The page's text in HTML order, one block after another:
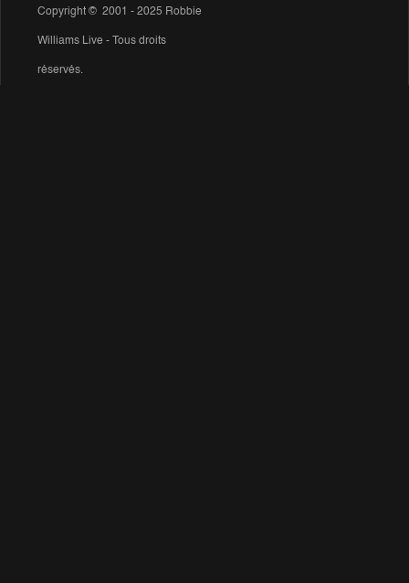
Copyright © 2001 - 2025 Robbie
Williams Live - Tous droits
réservés.